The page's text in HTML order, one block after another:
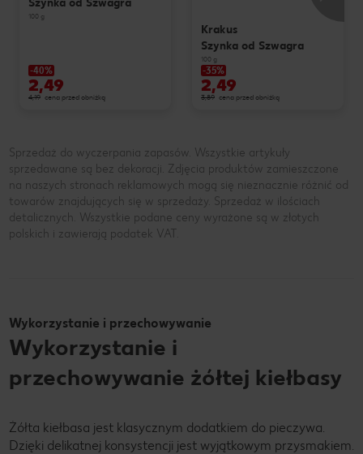
100 g
-40%
2,49
4,19 cena przed obniżką
Krakus
Szynka od Szwagra
100 g
-35%
2,49
3,89 cena przed obniżką
Sprzedaż do wyczerpania zapasów. Wszystkie artykuły
sprzedawane są bez dekoracji. Zdjęcia produktów zamieszczone
na naszych stronach reklamowych mogą się nieznacznie różnić od
towarów znajdujących się w sprzedaży. Sprzedaż w ilościach
detalicznych. Wszystkie podane ceny wyrażone są w złotych
polskich i zawierają podatek VAT.
Wykorzystanie i przechowywanie
Wykorzystanie i
przechowywanie żółtej kiełbasy
Żółta kiełbasa jest klasycznym dodatkiem do pieczywa.
Dzięki delikatnej konsystencji jest wyjątkowym przysmakiem.